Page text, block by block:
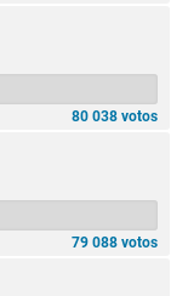
80 038 votos
79 088 votos